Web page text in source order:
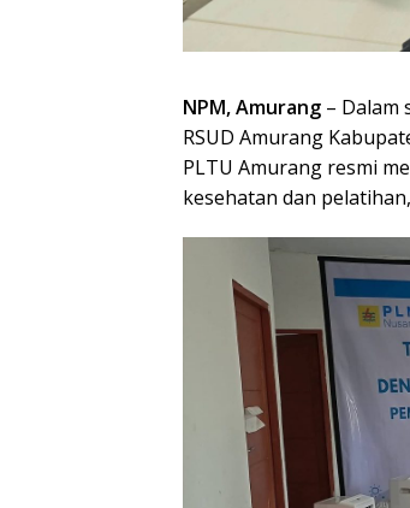
NPM, Amurang – Dalam
RSUD Amurang
PLTU Amurang resmi
kesehatan dan